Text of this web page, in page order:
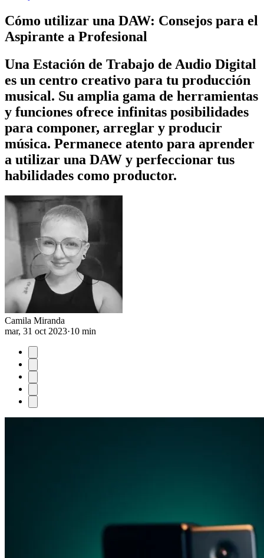
Cómo utilizar una DAW: Consejos para el
Aspirante a Profesional
Una Estación de Trabajo de Audio Digital
es un centro creativo para tu producción
musical. Su amplia gama de herramientas
y funciones ofrece infinitas posibilidades
para componer, arreglar y producir
música. Permanece atento para aprender
a utilizar una DAW y perfeccionar tus
habilidades como productor.
Camila Miranda
mar, 31 oct 2023·10 min